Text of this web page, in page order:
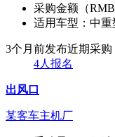
采购金额（RMB
适用车型： 中重
3个月前发布近期采购
4人报名
出风口
某客车主机厂